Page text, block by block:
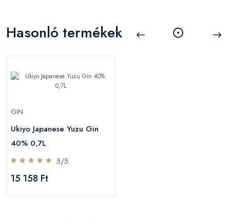
Hasonló termékek
GIN
Ukiyo Japanese Yuzu Gin
40% 0,7L
5/5
15 158 Ft